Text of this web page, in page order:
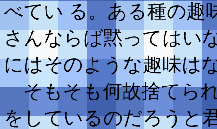
べてい る。ある種の趣
さんならば黙ってはい
にはそのような趣味は
そもそも何故捨てら
をしているのだろうと